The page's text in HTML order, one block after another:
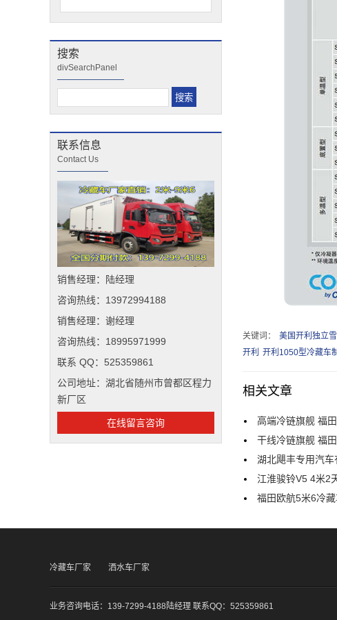
搜索
divSearchPanel
联系信息
Contact Us
销售经理：陆经理
咨询热线：13972994188
销售经理：谢经理
咨询热线：18995971999
联系 QQ：525359861
公司地址：湖北省随州市曾都区程力
新厂区
在线留言咨询
关键词： 美国开利独立
开利
开利1050型冷藏车
相关文章
高端冷链旗舰 福
干线冷链旗舰 福
湖北飓丰专用汽车
江淮骏铃V5 4米2
福田欧航5米6冷
冷藏车厂家 洒水车厂家
业务咨询电话：139-7299-4188陆经理 联系QQ：525359861